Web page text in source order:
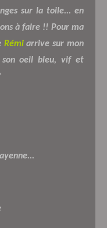
sur la toile... en
à faire !! Pour ma
Rémi arrive sur mon
son oeil bleu, vif et